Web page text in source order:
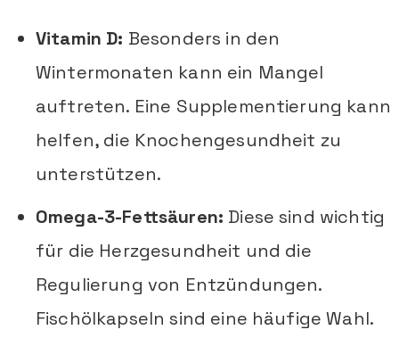
Vitamin D: Besonders in den
Wintermonaten kann ein Mangel
auftreten. Eine Supplementierung kann
helfen, die Knochengesundheit zu
unterstützen.
Omega-3-Fettsäuren: Diese sind wichtig
für die Herzgesundheit und die
Regulierung von Entzündungen.
Fischölkapseln sind eine häufige Wahl.